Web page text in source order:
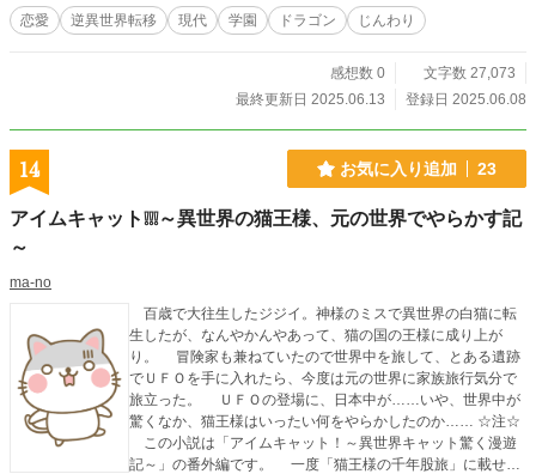
な少女――山田 神奈 元気な不良――龍園 結 元気な妹っ娘
――池田 まり お嬢様な学級委員――天童 彩
恋愛 逆異世界転移 現代 学園 ドラゴン じんわり
感想数 0
文字数 27,073
最終更新日 2025.06.13
登録日 2025.06.08
14 お気に入り追加 23
アイムキャット❕❕❕～異世界の猫王様、元の世界でやらかす記
～
ma-no
百歳で大往生したジジイ。神様のミスで異世界の白猫に転
生したが、なんやかんやあって、猫の国の王様に成り上が
り。 冒険家も兼ねていたので世界中を旅して、とある遺跡
でＵＦＯを手に入れたら、今度は元の世界に家族旅行気分で
旅立った。 ＵＦＯの登場に、日本中が……いや、世界中が
驚くなか、猫王様はいったい何をやらかしたのか…… ☆注☆
この小説は「アイムキャット！～異世界キャット驚く漫遊
記～」の番外編です。 一度「猫王様の千年股旅」に載せた